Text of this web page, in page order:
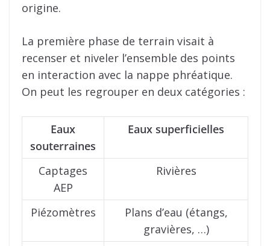
origine.
La première phase de terrain visait à
recenser et niveler l’ensemble des points
en interaction avec la nappe phréatique.
On peut les regrouper en deux catégories :
Eaux
souterraines
Eaux superficielles
Captages
AEP
Rivières
Piézomètres
Plans d’eau (étangs,
gravières, …)